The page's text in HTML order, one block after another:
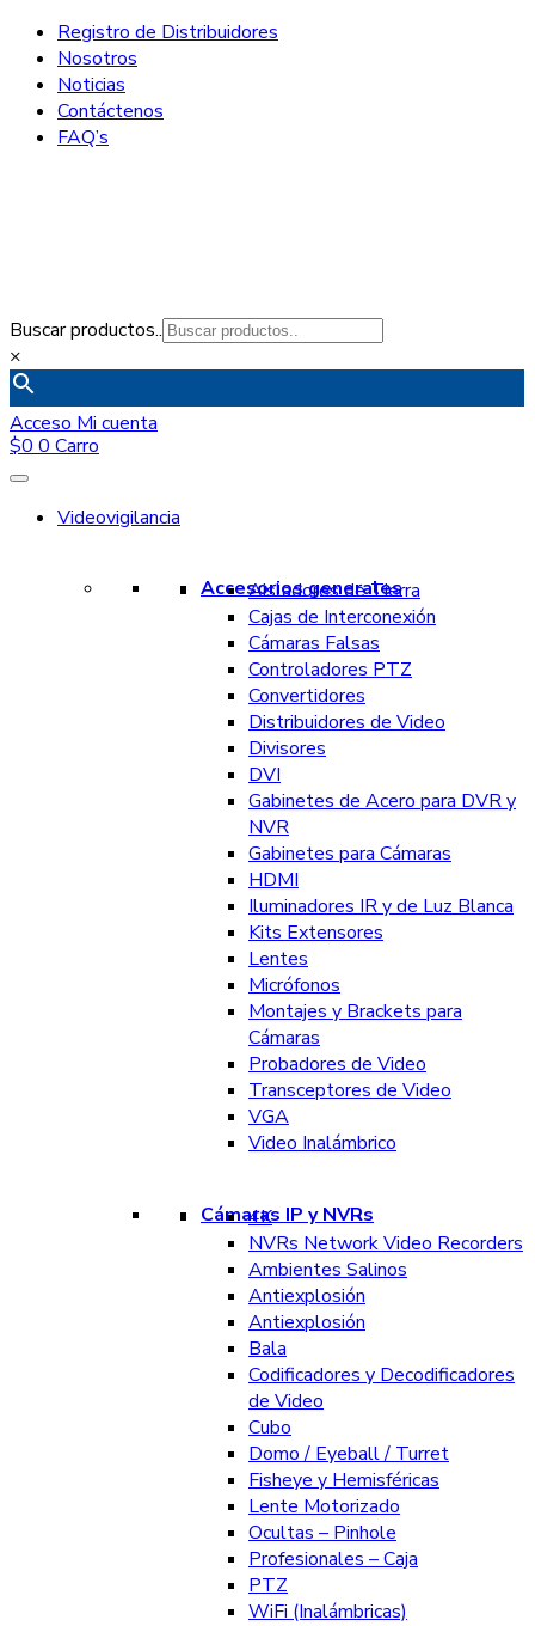
Registro de Distribuidores
Nosotros
Noticias
Contáctenos
FAQ’s
Buscar productos..
×
Acceso Mi cuenta
$0 0 Carro
Videovigilancia
Accesorios generales
Aisladores de Tierra
Cajas de Interconexión
Cámaras Falsas
Controladores PTZ
Convertidores
Distribuidores de Video
Divisores
DVI
Gabinetes de Acero para DVR y
NVR
Gabinetes para Cámaras
HDMI
Iluminadores IR y de Luz Blanca
Kits Extensores
Lentes
Micrófonos
Montajes y Brackets para
Cámaras
Probadores de Video
Transceptores de Video
VGA
Video Inalámbrico
Cámaras IP y NVRs
4K
NVRs Network Video Recorders
Ambientes Salinos
Antiexplosión
Antiexplosión
Bala
Codificadores y Decodificadores
de Video
Cubo
Domo / Eyeball / Turret
Fisheye y Hemisféricas
Lente Motorizado
Ocultas – Pinhole
Profesionales – Caja
PTZ
WiFi (Inalámbricas)